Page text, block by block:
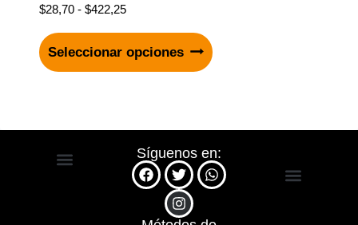
$28,70 - $422,25
Seleccionar opciones
Síguenos en: